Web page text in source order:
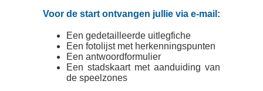
Voor de start ontvangen jullie via e-mail:
Een gedetailleerde uitlegfiche
Een fotolijst met herkenningspunten
Een antwoordformulier
Een stadskaart met aanduiding van
de speelzones